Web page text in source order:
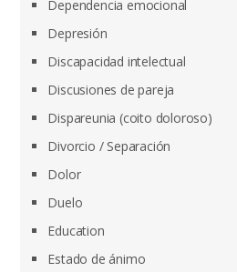
Dependencia emocional
Depresión
Discapacidad intelectual
Discusiones de pareja
Dispareunia (coito doloroso)
Divorcio / Separación
Dolor
Duelo
Education
Estado de ánimo